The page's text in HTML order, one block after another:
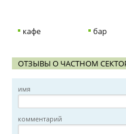
кафе бар
ОТЗЫВЫ О ЧАСТНОМ
имя
комментарий